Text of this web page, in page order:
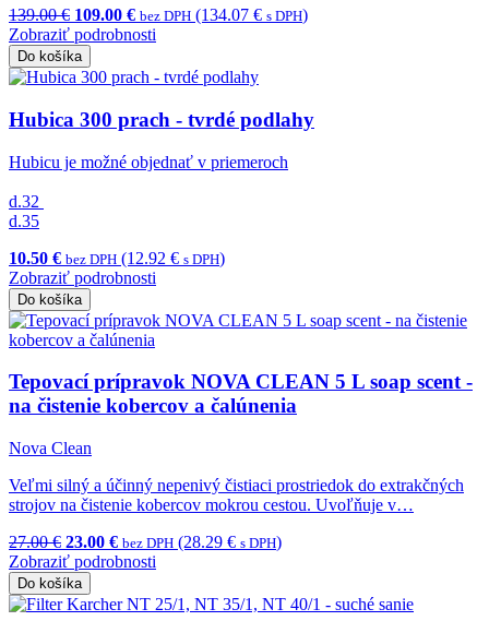
139.00 € 109.00 € bez DPH (134.07 € s DPH)
Zobraziť podrobnosti
Do košíka
Hubica 300 prach - tvrdé podlahy
Hubicu je možné objednať v priemeroch
d.32
d.35
10.50 € bez DPH (12.92 € s DPH)
Zobraziť podrobnosti
Do košíka
Tepovací prípravok NOVA CLEAN 5 L soap scent -
na čistenie kobercov a čalúnenia
Nova Clean
Veľmi silný a účinný nepenivý čistiaci prostriedok do extrakčných
strojov na čistenie kobercov mokrou cestou. Uvoľňuje v…
27.00 € 23.00 € bez DPH (28.29 € s DPH)
Zobraziť podrobnosti
Do košíka